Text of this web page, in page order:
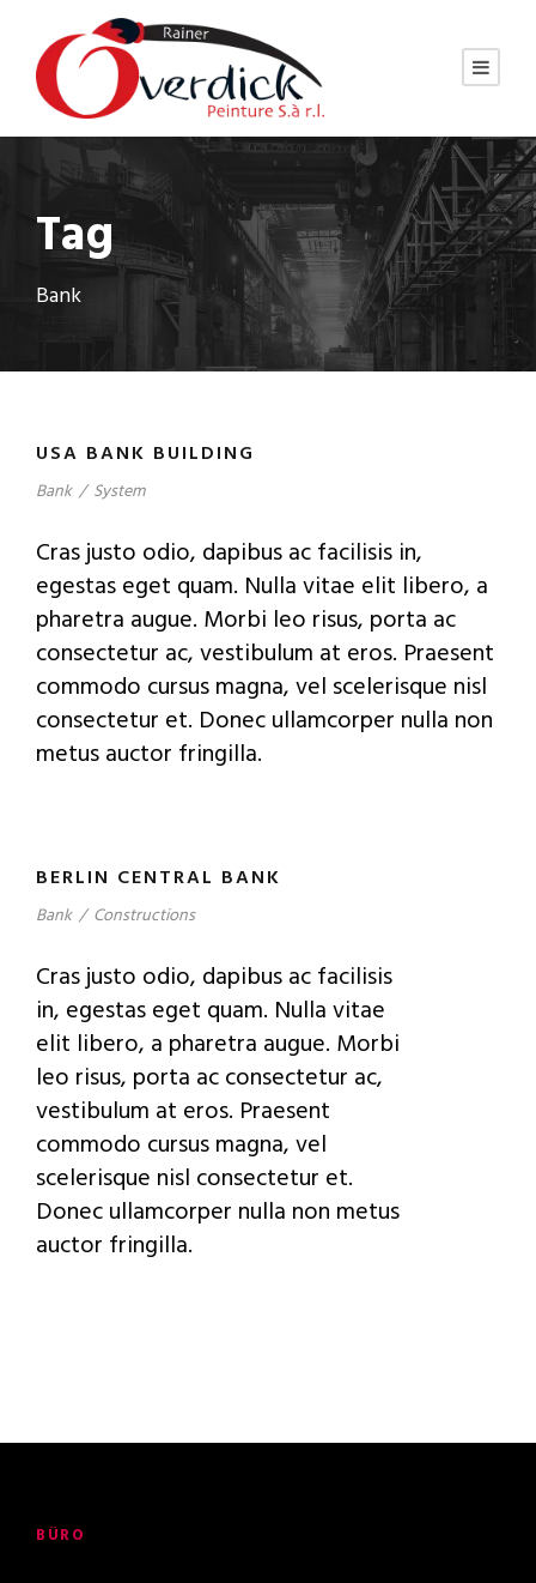
Tag
Bank
USA BANK BUILDING
Bank / System
Cras justo odio, dapibus ac facilisis in,
egestas eget quam. Nulla vitae elit libero, a
pharetra augue. Morbi leo risus, porta ac
consectetur ac, vestibulum at eros. Praesent
commodo cursus magna, vel scelerisque nisl
consectetur et. Donec ullamcorper nulla non
metus auctor fringilla.
BERLIN CENTRAL BANK
Bank / Constructions
Cras justo odio, dapibus ac facilisis
in, egestas eget quam. Nulla vitae
elit libero, a pharetra augue. Morbi
leo risus, porta ac consectetur ac,
vestibulum at eros. Praesent
commodo cursus magna, vel
scelerisque nisl consectetur et.
Donec ullamcorper nulla non metus
auctor fringilla.
BÜRO